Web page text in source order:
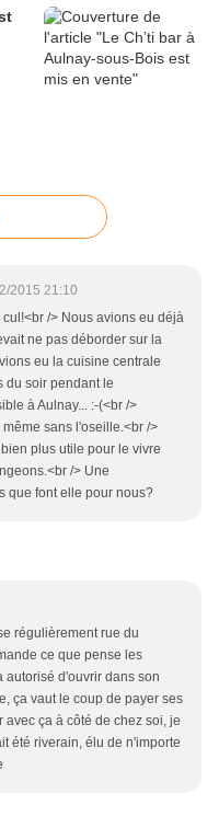
2015 21:10
/> Nous avions eu déjà
ne pas déborder sur la
eu la cuisine centrale
du soir pendant le
à Aulnay... :-(<br />
sans l'oseille.<br />
plus utile pour le vivre
/> Une
que font elle pour nous?
régulièrement rue du
ce que pense les
autorisé d'ouvrir dans son
ça vaut le coup de payer ses
ça à côté de chez soi, je
été riverain, élu de n'importe